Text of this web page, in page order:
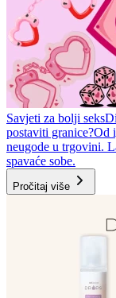
Savjeti za bolji seks
postaviti granice?Od
neugode u trgovini.
spavaće sobe.
Pročitaj više